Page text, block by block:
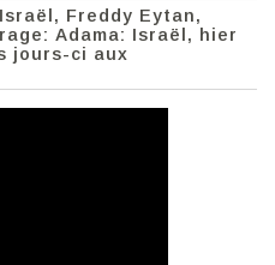
Freddy Eytan,
Adama: Israël, hier
jours-ci aux